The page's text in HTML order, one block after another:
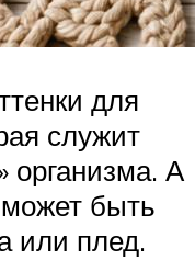
для
служит
организма. А
быть
или плед.